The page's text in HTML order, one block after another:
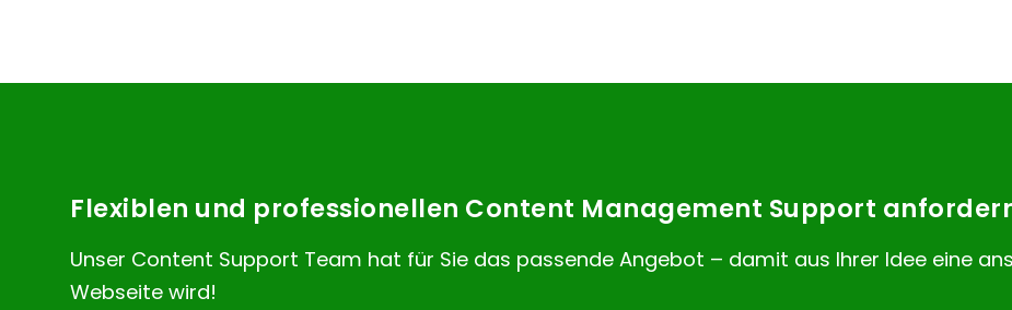
Flexiblen und professionellen Content Management Support
Unser Content Support Team hat für Sie das passende Angebot – damit aus Ihrer Idee eine
Webseite wird!